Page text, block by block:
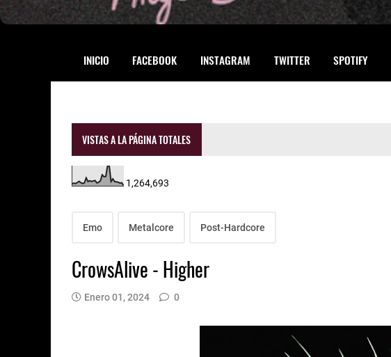
INICIO FACEBOOK INSTAGRAM TWITTER SPOTIFY
VISTAS A LA PÁGINA TOTALES
1,264,693
Emo Metalcore Post-Hardcore
CrowsAlive - Higher
Enero 01, 2024 0